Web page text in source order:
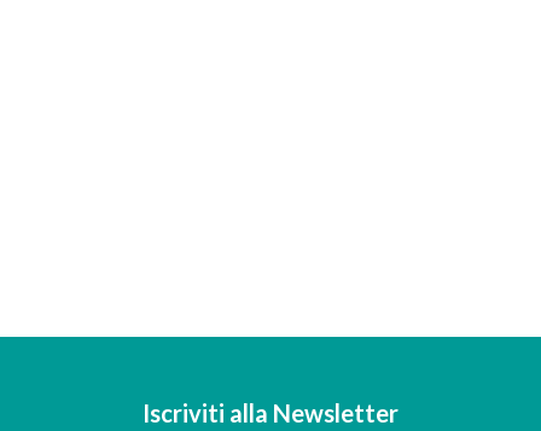
Iscriviti alla Newsletter